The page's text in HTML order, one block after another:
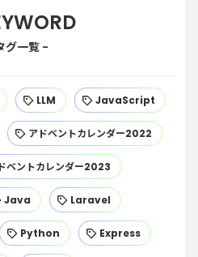
LLM JavaScript
アドベントカレンダー2022
ベントカレンダー2023
Java Laravel
Python Express